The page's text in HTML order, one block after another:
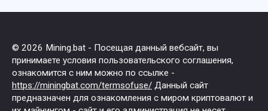
© 2026 Mining.bat - Посещая данный вебсайт, вы
принимаете условия пользовательского соглашения,
ознакомится с ним можно по ссылке -
https://miningbat.com/termsofuse/ Данный сайт
предназначен для ознакомления с миром криптовалют и